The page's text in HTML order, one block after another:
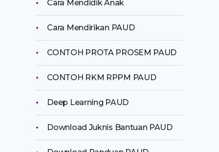
Cara Mendidik Anak
Cara Mendirikan PAUD
CONTOH PROTA PROSEM PAUD
CONTOH RKM RPPM PAUD
Deep Learning PAUD
Download Juknis Bantuan PAUD